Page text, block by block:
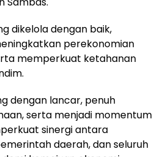
dikelola dengan baik,
perekonomian
memperkuat ketahanan
dengan lancar, penuh
serta menjadi momentum
sinergi antara
daerah, dan seluruh